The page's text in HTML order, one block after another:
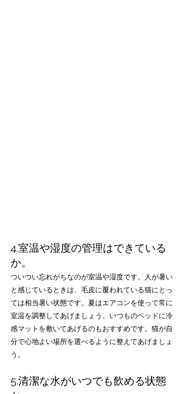
4.室温や湿度の管理はできている
か。
ついつい忘れがちなのが室温や湿度です。人が暑い
と感じているときは、毛皮に覆われている猫にとっ
ては相当暑い状態です。夏はエアコンを使って常に
室温を調整してあげましょう。いつものベッドに冷
感マットを敷いてあげるのもおすすめです。猫が自
分で心地よい場所を選べるように整えてあげましょ
う。
5.清潔な水がいつでも飲める状態